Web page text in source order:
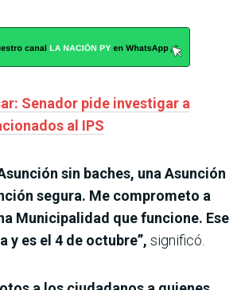
Senador pide investigar a
al IPS
sin baches, una Asunción
segura. Me comprometo a
Municipalidad que funcione. Ese
y es el 4 de octubre”, significó.